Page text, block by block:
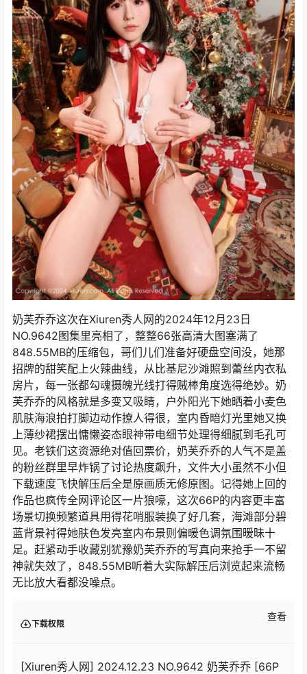
奶芙乔乔这次在Xiuren秀人网的2024年12月23日
NO.9642图集里亮相了，整整66张高清大图塞满了
848.55MB的压缩包，哥们儿们准备好硬盘空间没，她那
招牌的甜笑配上火辣曲线，从比基尼沙滩照到蕾丝内衣私
房片，每一张都勾魂摄魄光线打得贼棒角度选得绝妙。奶
芙乔乔的风格就是多变又吸睛，户外阳光下她晒着小麦色
肌肤海浪拍打脚边动作撩人得很，室内昏暗灯光里她又换
上薄纱裙摆出慵懒姿态眼神带电细节处理得细腻到毛孔可
见。老铁们这资源绝对值回票价，奶芙乔乔的人气不是盖
的粉丝群里早炸锅了讨论热度飙升，文件大小虽然不小但
下载速度飞快解压后全是原画质无修原图。记得她上回的
作品也疯传全网评论区一片狼嚎，这次66P的内容更丰富
场景切换频繁道具用得花哨服装换了好几套，海滩部分碧
蓝背景衬得她肤色发亮室内布景则偏暖色调氛围暧昧十
足。赶紧动手收藏别犹豫奶芙乔乔的写真向来抢手一不留
神就失效了，848.55MB听着大实际解压后浏览起来流畅
无比放大看都没噪点。
下载权限
查看
[Xiuren秀人网] 2024.12.23 NO.9642 奶芙乔乔 [66P